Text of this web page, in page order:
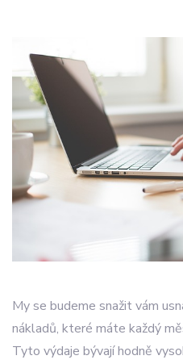
My se budeme snažit vám
nákladů, které máte každý
Tyto výdaje bývají hodně